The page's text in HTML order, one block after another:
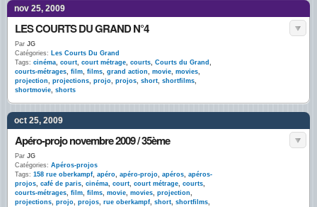
nov 25, 2009
LES COURTS DU GRAND N°4
Par JG
Catégories: Les Courts Du Grand
Tags: cinéma, court, court métrage, courts, Courts du Grand ,
courts-métrages, film, films, grand action, movie, movies,
projection, projections, projo, projos, short, shortfilms,
shortmovie, shorts
oct 25, 2009
Apéro-projo novembre 2009 / 35ème
Par JG
Catégories: Apéros-projos
Tags: 158 rue oberkampf, apéro, apéro-projo, apéros, apéros-
projos, café de paris, cinéma, court, court métrage, courts,
courts-métrages, film, films, movie, movies, projection,
projections, projo, projos, rue oberkampf, short, shortfilms,